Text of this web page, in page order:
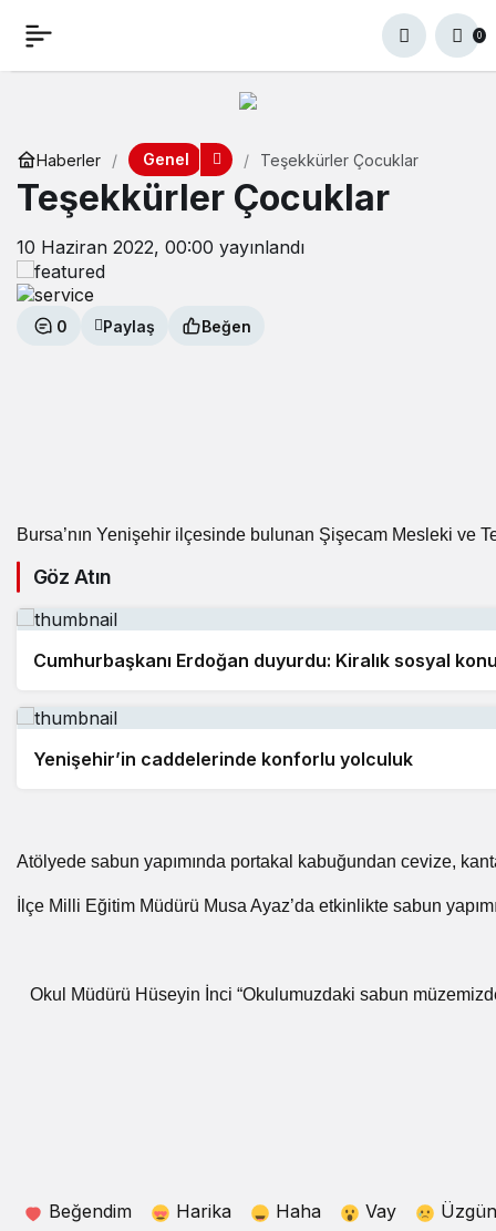
0
Haberler Genel Teşekkürler Çocuklar
Teşekkürler Çocuklar
10 Haziran 2022, 00:00 yayınlandı
0 Paylaş Beğen
Bursa’nın Yenişehir ilçesinde bulunan Şişecam Mesleki ve
Göz Atın
Cumhurbaşkanı Erdoğan duyurdu: Kiralık sosyal
Yenişehir’in caddelerinde konforlu yolculuk
Atölyede sabun yapımında portakal kabuğundan cevize,
İlçe Milli Eğitim Müdürü Musa Ayaz’da etkinlikte sabun
Okul Müdürü Hüseyin İnci “Okulumuzdaki sabun
Beğendim Harika Haha Vay
Üzgün